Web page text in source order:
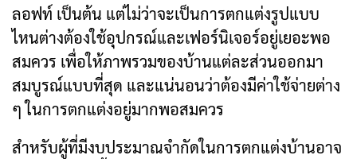
ลอฟท์ เป็นต้น แต่ไม่ว่าจะเป็นการตกแต่งรูปแบบ
ไหนต่างต้องใช้อุปกรณ์และเฟอร์นิเจอร์อยู่เยอะพอ
สมควร เพื่อให้ภาพรวมของบ้านแต่ละส่วนออกมา
สมบูรณ์แบบที่สุด และแน่นอนว่าต้องมีค่าใช้จ่ายต่าง
ๆ ในการตกแต่งอยู่มากพอสมควร
สำหรับผู้ที่มีงบประมาณจำกัดในการตกแต่งบ้านอาจ